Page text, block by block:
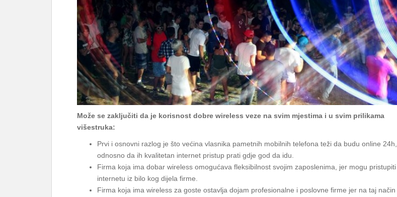
Može se zaključiti da je korisnost dobre wireless veze na svim mjestima i u svim prilikama
višestruka:
Prvi i osnovni razlog je što većina vlasnika pametnih mobilnih telefona teži da budu online 24h,
odnosno da ih kvalitetan internet pristup prati gdje god da idu.
Firma koja ima dobar wireless omogućava fleksibilnost svojim zaposlenima, jer mogu pristupiti
internetu iz bilo kog dijela firme.
Firma koja ima wireless za goste ostavlja dojam profesionalne i poslovne firme jer na taj način